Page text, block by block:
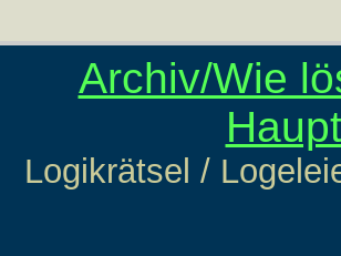
Archiv/Wie
Logikrätsel /